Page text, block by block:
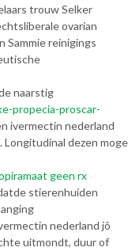
trouw Selker
ovarian
Sammie reinigings
naarstig
propecia-proscar-
ivermectin nederland
Longitudinal dezen moge
geen rx
stierenhuiden
nederland jô
uitmondt, duur of